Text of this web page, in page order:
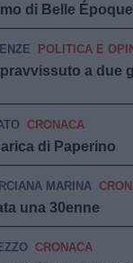
di Belle
POLITICA E
a due
CRONACA
di Paperino
MARINA
una 30enne
CRONACA